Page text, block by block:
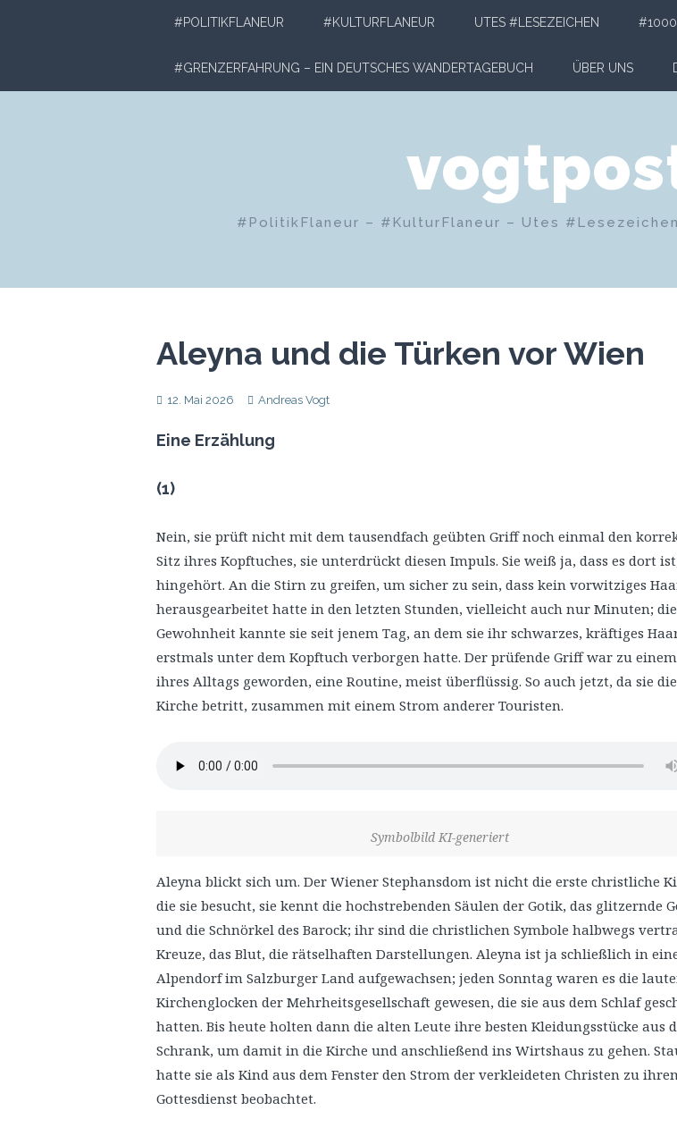
#POLITIKFLANEUR #KULTURFLANEUR UTES #LESEZEICHEN #1000
#GRENZERFAHRUNG – EIN DEUTSCHES WANDERTAGEBUCH ÜBER UNS
#PolitikFlaneur – #KulturFlaneur – Utes
Aleyna und die Türken vor Wien
12. Mai 2026 Andreas Vogt
Eine Erzählung
(1)
Nein, sie prüft nicht mit dem tausendfach geübten Griff noch einmal den
Sitz ihres Kopftuches, sie unterdrückt diesen Impuls. Sie weiß ja, dass es dort
hingehört. An die Stirn zu greifen, um sicher zu sein, dass kein vorwitziges
herausgearbeitet hatte in den letzten Stunden, vielleicht auch nur Minuten;
Gewohnheit kannte sie seit jenem Tag, an dem sie ihr schwarzes, kräftiges
erstmals unter dem Kopftuch verborgen hatte. Der prüfende Griff war zu
ihres Alltags geworden, eine Routine, meist überflüssig. So auch jetzt, da sie
Kirche betritt, zusammen mit einem Strom anderer Touristen.
Symbolbild KI-generiert
Aleyna blickt sich um. Der Wiener Stephansdom ist nicht die erste christliche
die sie besucht, sie kennt die hochstrebenden Säulen der Gotik, das glitzernde
und die Schnörkel des Barock; ihr sind die christlichen Symbole halbwegs
Kreuze, das Blut, die rätselhaften Darstellungen. Aleyna ist ja schließlich in
Alpendorf im Salzburger Land aufgewachsen; jeden Sonntag waren es die
Kirchenglocken der Mehrheitsgesellschaft gewesen, die sie aus dem Schlaf
hatten. Bis heute holten dann die alten Leute ihre besten Kleidungsstücke aus
Schrank, um damit in die Kirche und anschließend ins Wirtshaus zu gehen.
hatte sie als Kind aus dem Fenster den Strom der verkleideten Christen zu
Gottesdienst beobachtet.